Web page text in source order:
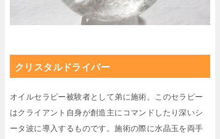
クリスタルドライバー
オイルセラピー被験者として弟に施術。このセラピー
はクライアント自身が創造主にコマンドしたり深いシ
ータ波に導入するものです。施術の際に水晶玉を両手